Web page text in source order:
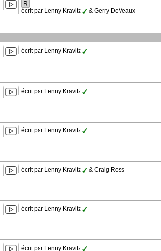
R
écrit par Lenny Kravitz
& Gerry DeVeaux
écrit par Lenny Kravitz
écrit par Lenny Kravitz
écrit par Lenny Kravitz
écrit par Lenny Kravitz & Craig Ross
écrit par Lenny Kravitz
écrit par Lenny Kravitz